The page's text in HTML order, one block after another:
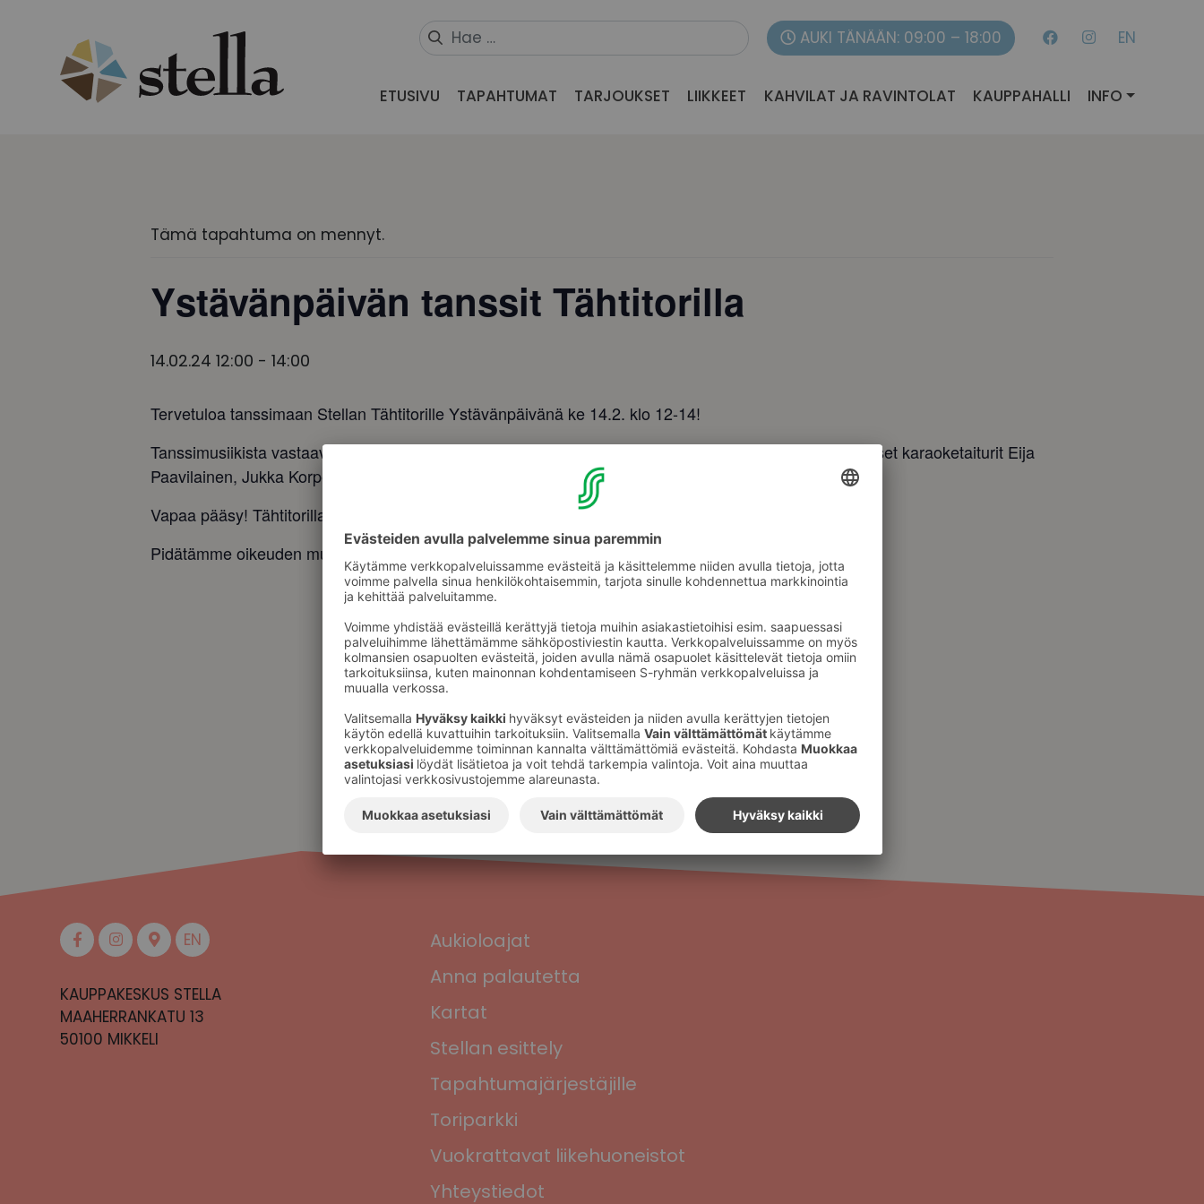
AUKI TÄNÄÄN: 09:00 – 18:00 EN
ETUSIVU TAPAHTUMAT TARJOUKSET LIIKKEET KAHVILAT JA RAVINTOLAT KAUPPAHALLI INFO
Tämä tapahtuma on mennyt.
Ystävänpäivän tanssit Tähtitorilla
14.02.24 12:00 - 14:00
Tervetuloa tanssimaan Stellan Tähtitorille Ystävänpäivänä ke 14.2. klo 12-14!
Tanssimusiikista vastaavat karaokelaulun muodossa humppakuningas Markku Manninen sekä paikalliset karaoketaiturit Eija
Paavilainen, Jukka Korpela ja Irja Kallio-Korpela.
Vapaa pääsy! Tähtitorilla ilmainen narikka tanssien ajan.
Pidätämme oikeuden muutoksiin.
EN
KAUPPAKESKUS STELLA
MAAHERRANKATU 13
50100 MIKKELI
Aukioloajat
Anna palautetta
Kartat
Stellan esittely
Tapahtumajärjestäjille
Toriparkki
Vuokrattavat liikehuoneistot
Yhteystiedot